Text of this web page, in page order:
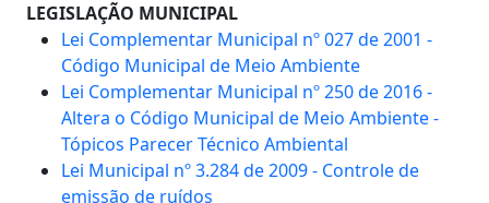
LEGISLAÇÃO MUNICIPAL
Lei Complementar Municipal nº 027 de 2001 -
Código Municipal de Meio Ambiente
Lei Complementar Municipal nº 250 de 2016 -
Altera o Código Municipal de Meio Ambiente -
Tópicos Parecer Técnico Ambiental
Lei Municipal nº 3.284 de 2009 - Controle de
emissão de ruídos